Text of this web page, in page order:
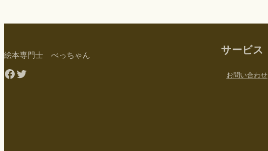
絵本専門士 べっちゃん
Facebook
Twitter
サービス
お問い合わせ